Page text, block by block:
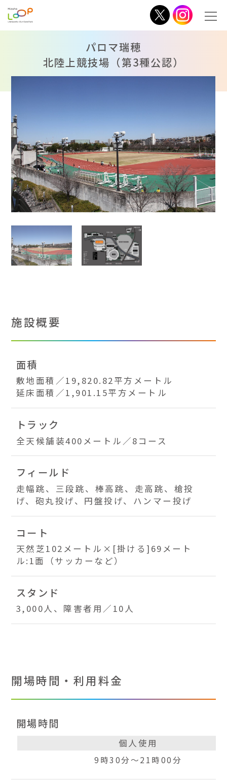
パロマ瑞穂
北陸上競技場（第3種公認）
施設概要
面積
敷地面積／19,820.82平方メートル
延床面積／1,901.15平方メートル
トラック
全天候舗装400メートル／8コース
フィールド
走幅跳、三段跳、棒高跳、走高跳、槍投
げ、砲丸投げ、円盤投げ、ハンマー投げ
コート
天然芝102メートル×[掛ける]69メート
ル:1面（サッカーなど）
スタンド
3,000人、障害者用／10人
開場時間・利用料金
開場時間
個人使用
9時30分～21時00分